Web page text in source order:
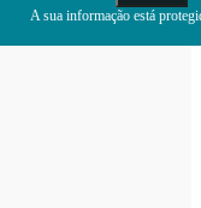
A sua informação está